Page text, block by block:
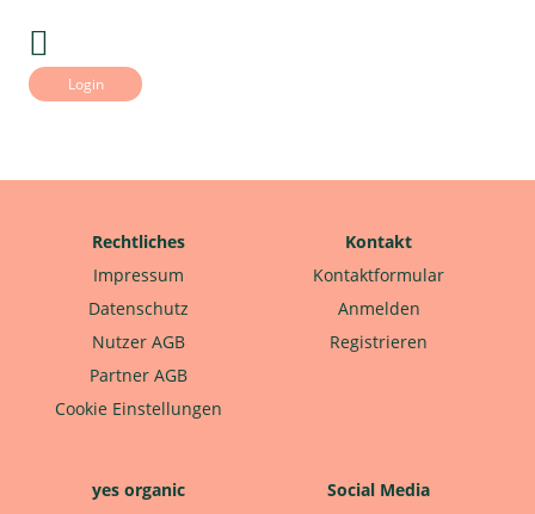
Login
Rechtliches
Impressum
Datenschutz
Nutzer AGB
Partner AGB
Cookie Einstellungen
Kontakt
Kontaktformular
Anmelden
Registrieren
yes organic
Social Media